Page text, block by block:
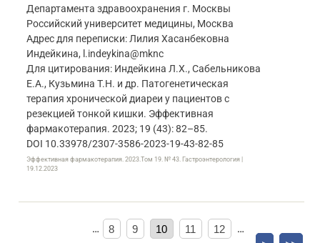
Департамента здравоохранения г. Москвы
Российский университет медицины, Москва
Адрес для переписки: Лилия Хасанбековна
Индейкина, l.indeykina@mknc
Для цитирования: Индейкина Л.Х., Сабельникова
Е.А., Кузьмина Т.Н. и др. Патогенетическая
терапия хронической диареи у пациентов с
резекцией тонкой кишки. Эффективная
фармакотерапия. 2023; 19 (43): 82–85.
DOI 10.33978/2307-3586-2023-19-43-82-85
Эффективная фармакотерапия. 2023.Том 19. № 43. Гастроэнтерология |
19.12.2023
… 8 9 10 11 12
…